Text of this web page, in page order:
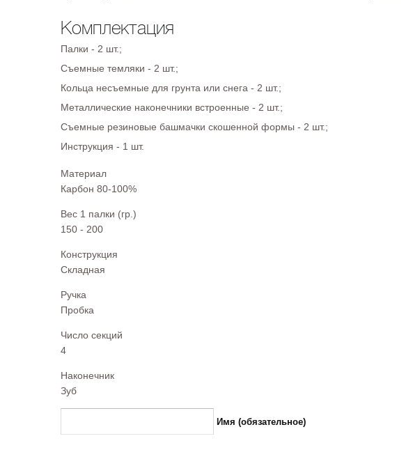
Комплектация
Палки - 2 шт.;
Съемные темляки - 2 шт.;
Кольца несъемные для грунта или снега - 2 шт.;
Металлические наконечники встроенные - 2 шт.;
Съемные резиновые башмачки скошенной формы - 2 шт.;
Инструкция - 1 шт.
Материал
Карбон 80-100%
Вес 1 палки (гр.)
150 - 200
Конструкция
Складная
Ручка
Пробка
Число секций
4
Наконечник
Зуб
Имя (обязательное)